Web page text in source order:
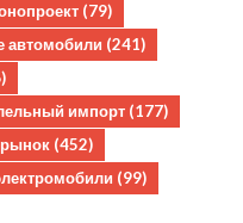
(79)
автомобили (241)
импорт (177)
(452)
(99)